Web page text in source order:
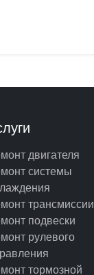
двигателя
системы
трансмиссии
подвески
рулевого
тормозной